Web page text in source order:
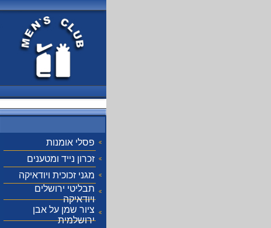
פסלי אומנות
זכרון נייד ומטענים
מגני זכוכית ויודאיקה
תבליטי ירושלים
ויודאיקה
ציור שמן על אבן
ירושלמית